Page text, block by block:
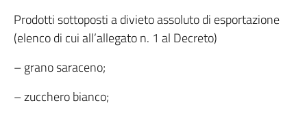
Prodotti sottoposti a divieto assoluto di esportazione
(elenco di cui all’allegato n. 1 al Decreto)
– grano saraceno;
– zucchero bianco;